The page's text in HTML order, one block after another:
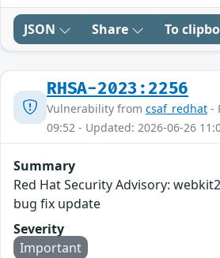
JSON Share To
RHSA-2023:2256
Vulnerability from csaf_redhat -
09:52 - Updated: 2026-06-26
Summary
Red Hat Security Advisory:
bug fix update
Severity
Important